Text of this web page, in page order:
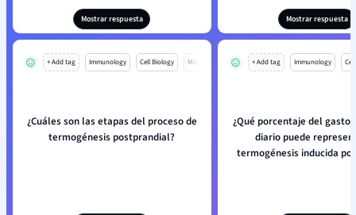
Mostrar respuesta Mostrar respuesta
+ Add tag Immunology Cell Biology Mo
¿Cuáles son las etapas del proceso de
termogénesis postprandial?
+ Add tag Immunology
¿Qué porcentaje del gasto
diario puede
termogénesis inducida